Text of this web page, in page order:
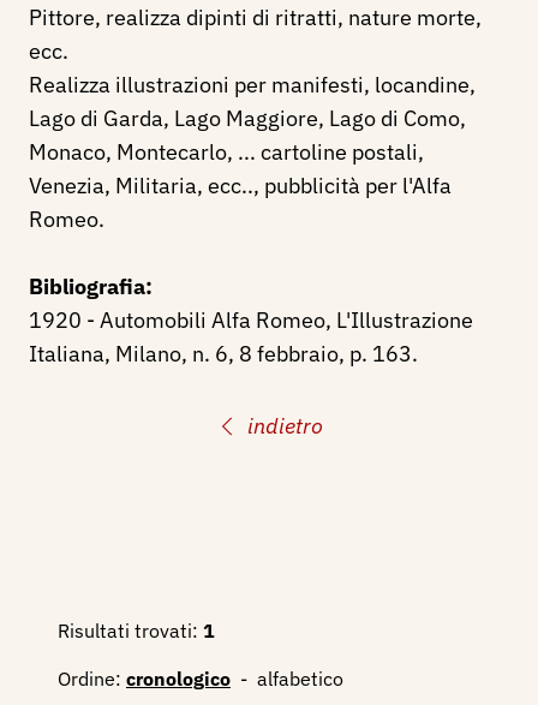
indietro
Pittore, realizza dipinti di ritratti, nature morte,
ecc.
Realizza illustrazioni per manifesti, locandine,
Lago di Garda, Lago Maggiore, Lago di Como,
Monaco, Montecarlo, ... cartoline postali,
Venezia, Militaria, ecc.., pubblicità per l'Alfa
Romeo.
Bibliografia:
1920 - Automobili Alfa Romeo, L'Illustrazione
Italiana, Milano, n. 6, 8 febbraio, p. 163.
Risultati trovati: 1
Ordine: cronologico - alfabetico